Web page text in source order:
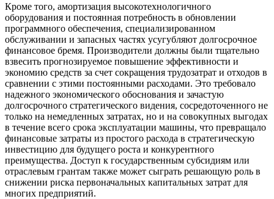
Кроме того, амортизация высокотехнологичного
оборудования и постоянная потребность в обновлении
программного обеспечения, специализированном
обслуживании и запасных частях усугубляют долгосрочное
финансовое бремя. Производители должны были тщательно
взвесить прогнозируемое повышение эффективности и
экономию средств за счет сокращения трудозатрат и отходов в
сравнении с этими постоянными расходами. Это требовало
надежного экономического обоснования и зачастую
долгосрочного стратегического видения, сосредоточенного не
только на немедленных затратах, но и на совокупных выгодах
в течение всего срока эксплуатации машины, что превращало
финансовые затраты из простого расхода в стратегическую
инвестицию для будущего роста и конкурентного
преимущества. Доступ к государственным субсидиям или
отраслевым грантам также может сыграть решающую роль в
снижении риска первоначальных капитальных затрат для
многих предприятий.